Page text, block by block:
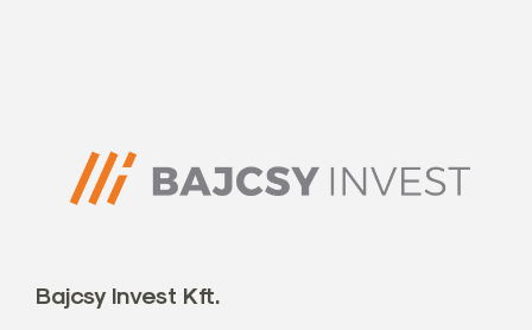
Bajcsy Invest Kft.